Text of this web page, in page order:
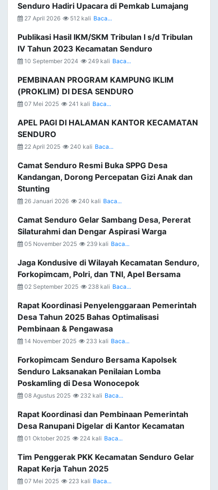
Senduro Hadiri Upacara di Pemkab Lumajang
27 April 2026 512 kali Baca...
Publikasi Hasil IKM/SKM Tribulan I s/d Tribulan
IV Tahun 2023 Kecamatan Senduro
10 September 2024 249 kali Baca...
PEMBINAAN PROGRAM KAMPUNG IKLIM
(PROKLIM) DI DESA SENDURO
07 Mei 2025 241 kali Baca...
APEL PAGI DI HALAMAN KANTOR KECAMATAN
SENDURO
22 April 2025 240 kali Baca...
Camat Senduro Resmi Buka SPPG Desa
Kandangan, Dorong Percepatan Gizi Anak dan
Stunting
26 Januari 2026 240 kali Baca...
Camat Senduro Gelar Sambang Desa, Pererat
Silaturahmi dan Dengar Aspirasi Warga
05 November 2025 239 kali Baca...
Jaga Kondusive di Wilayah Kecamatan Senduro,
Forkopimcam, Polri, dan TNI, Apel Bersama
02 September 2025 238 kali Baca...
Rapat Koordinasi Penyelenggaraan Pemerintah
Desa Tahun 2025 Bahas Optimalisasi
Pembinaan & Pengawasa
14 November 2025 233 kali Baca...
Forkopimcam Senduro Bersama Kapolsek
Senduro Laksanakan Penilaian Lomba
Poskamling di Desa Wonocepok
08 Agustus 2025 232 kali Baca...
Rapat Koordinasi dan Pembinaan Pemerintah
Desa Ranupani Digelar di Kantor Kecamatan
01 Oktober 2025 224 kali Baca...
Tim Penggerak PKK Kecamatan Senduro Gelar
Rapat Kerja Tahun 2025
07 Mei 2025 223 kali Baca...